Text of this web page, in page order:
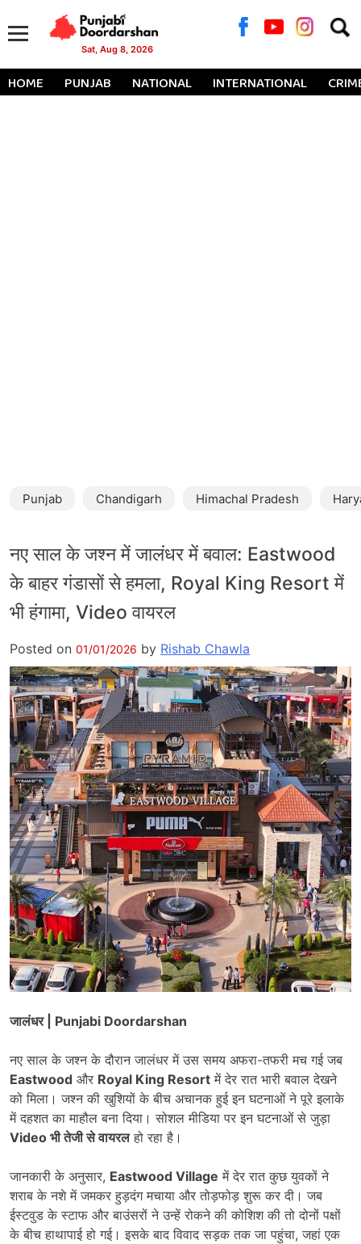
Sat, Aug 8, 2026
for:
HOME PUNJAB NATIONAL INTERNATIONAL
Punjab Chandigarh Himachal Pradesh
नए साल के जश्न में जालंधर में बवाल: Eastwood
के बाहर गंडासों से हमला, Royal King Resort में
भी हंगामा, Video वायरल
Posted on 01/01/2026 by Rishab Chawla
जालंधर | Punjabi Doordarshan
नए साल के जश्न के दौरान जालंधर में उस समय अफरा-तफरी मच गई जब
Eastwood और Royal King Resort में देर रात भारी बवाल देखने
को मिला। जश्न की खुशियों के बीच अचानक हुई इन घटनाओं ने पूरे इलाके
में दहशत का माहौल बना दिया। सोशल मीडिया पर इन घटनाओं से जुड़ा
Video भी तेजी से वायरलहो रहा है।
जानकारी के अनुसार, Eastwood Village में देर रात कुछ युवकों ने
शराब के नशे में जमकर हुड़दंग मचाया और तोड़फोड़ शुरू कर दी। जब
ईस्टवुड के स्टाफ और बाउंसरों ने उन्हें रोकने की कोशिश की तो दोनों पक्षों
के बीच हाथापाई हो गई। इसके बाद विवाद सड़क तक जा पहुंचा, जहां एक